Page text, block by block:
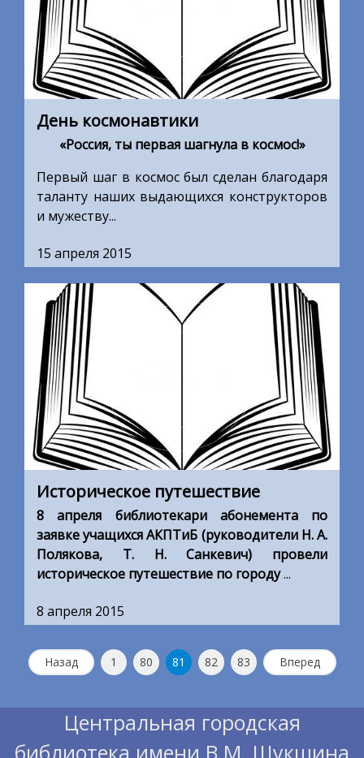
День космонавтики
«Россия, ты первая шагнула в космос!»
Первый шаг в космос был сделан благодаря
таланту наших выдающихся конструкторов
и мужеству...
15 апреля 2015
Историческое путешествие
8 апреля библиотекари абонемента по
заявке учащихся АКПТиБ (руководители Н. А.
Полякова, Т. Н. Санкевич) провели
историческое путешествие по городу...
8 апреля 2015
Назад 1 80 81 82 83 Вперед
Центральная городская
библиотека имени В.М. Шукшина